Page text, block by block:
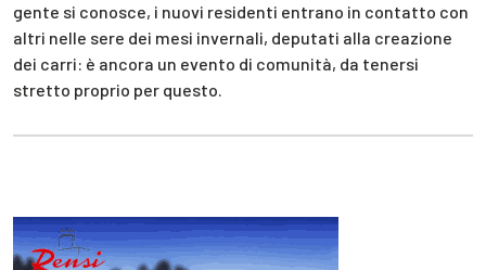
gente si conosce, i nuovi residenti entrano in contatto con
altri nelle sere dei mesi invernali, deputati alla creazione
dei carri: è ancora un evento di comunità, da tenersi
stretto proprio per questo.